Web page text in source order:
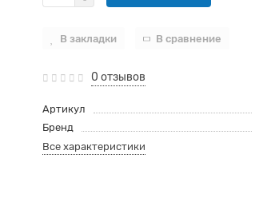
В закладки В сравнение
0 отзывов
Артикул
Бренд
Все характеристики